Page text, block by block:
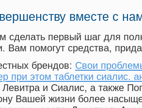
вместе с
сделать первый шаг для
Вам помогут средства,
брендов: Свои
при этом таблетки сиалис.
Левитра и Сиалис, а также
Вашей жизни более